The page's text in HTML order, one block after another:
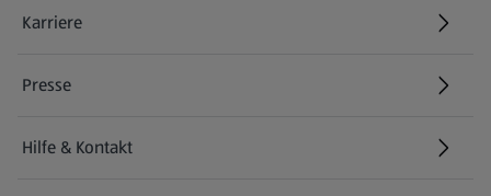
Karriere
(öffnet in einem neuen Tab)
Presse
Hilfe & Kontakt
(öffnet in einem neuen Tab)